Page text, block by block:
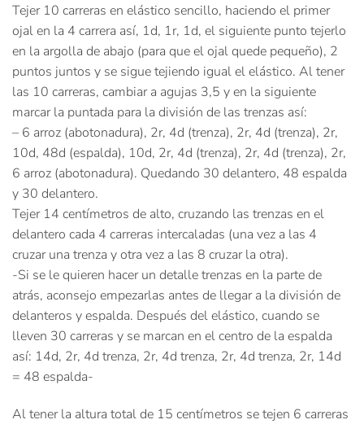
Tejer 10 carreras en elástico sencillo, haciendo el primer
ojal en la 4 carrera así, 1d, 1r, 1d, el siguiente punto tejerlo
en la argolla de abajo (para que el ojal quede pequeño), 2
puntos juntos y se sigue tejiendo igual el elástico. Al tener
las 10 carreras, cambiar a agujas 3,5 y en la siguiente
marcar la puntada para la división de las trenzas así:
– 6 arroz (abotonadura), 2r, 4d (trenza), 2r, 4d (trenza), 2r,
10d, 48d (espalda), 10d, 2r, 4d (trenza), 2r, 4d (trenza), 2r,
6 arroz (abotonadura). Quedando 30 delantero, 48 espalda
y 30 delantero.
Tejer 14 centímetros de alto, cruzando las trenzas en el
delantero cada 4 carreras intercaladas (una vez a las 4
cruzar una trenza y otra vez a las 8 cruzar la otra).
-Si se le quieren hacer un detalle trenzas en la parte de
atrás, aconsejo empezarlas antes de llegar a la división de
delanteros y espalda. Después del elástico, cuando se
lleven 30 carreras y se marcan en el centro de la espalda
así: 14d, 2r, 4d trenza, 2r, 4d trenza, 2r, 4d trenza, 2r, 14d
= 48 espalda-
Al tener la altura total de 15 centímetros se tejen 6 carreras